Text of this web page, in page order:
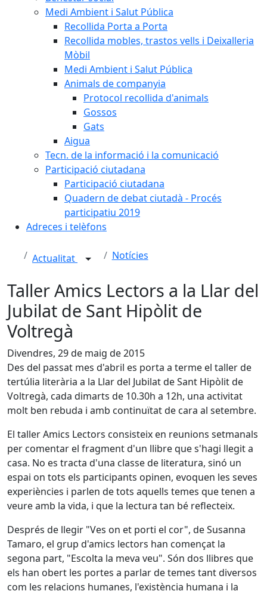
Medi Ambient i Salut Pública
Recollida Porta a Porta
Recollida mobles, trastos vells i Deixalleria
Mòbil
Medi Ambient i Salut Pública
Animals de companyia
Protocol recollida d'animals
Gossos
Gats
Aigua
Tecn. de la informació i la comunicació
Participació ciutadana
Participació ciutadana
Quadern de debat ciutadà - Procés
participatiu 2019
Adreces i telèfons
Actualitat Notícies
Taller Amics Lectors a la Llar del
Jubilat de Sant Hipòlit de
Voltregà
Divendres, 29 de maig de 2015
Des del passat mes d'abril es porta a terme el taller de
tertúlia literària a la Llar del Jubilat de Sant Hipòlit de
Voltregà, cada dimarts de 10.30h a 12h, una activitat
molt ben rebuda i amb continuïtat de cara al setembre.
El taller Amics Lectors consisteix en reunions setmanals
per comentar el fragment d'un llibre que s'hagi llegit a
casa. No es tracta d'una classe de literatura, sinó un
espai on tots els participants opinen, evoquen les seves
experiències i parlen de tots aquells temes que tenen a
veure amb la vida, i que la lectura tan bé reflecteix.
Després de llegir "Ves on et porti el cor", de Susanna
Tamaro, el grup d'amics lectors han començat la
segona part, "Escolta la meva veu". Són dos llibres que
els han obert les portes a parlar de temes tant diversos
com les relacions humanes, l'existència humana i la